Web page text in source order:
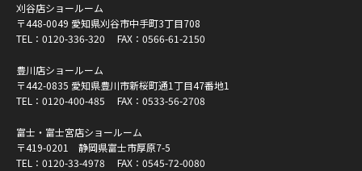
刈谷店ショールーム
〒448-0049 愛知県刈谷市中手町3丁目708
TEL： 0120-336-320 FAX：0566-61-2150
豊川店ショールーム
〒442-0835 愛知県豊川市新桜町通1丁目47番地1
TEL： 0120-400-485 FAX：0533-56-2708
富士・富士宮店ショールーム
〒419-0201 静岡県富士市厚原7-5
TEL： 0120-33-4978 FAX：0545-72-0080